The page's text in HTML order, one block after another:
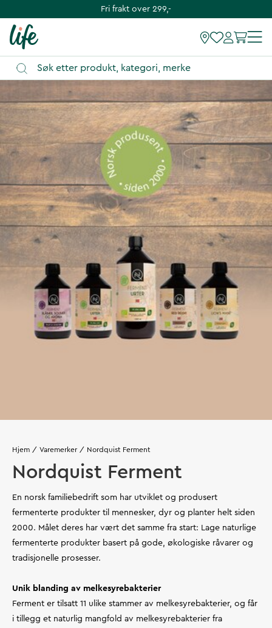
Fri frakt over 299,-
Hjem Varemerker Nordquist Ferment
Nordquist Ferment
En norsk familiebedrift som har utviklet og produsert
fermenterte produkter til mennesker, dyr og planter helt siden
2000. Målet deres har vært det samme fra start: Lage naturlige
fermenterte produkter basert på gode, økologiske råvarer og
tradisjonelle prosesser.
Unik blanding av melkesyrebakterier
Ferment er tilsatt 11 ulike stammer av melkesyrebakterier, og får
i tillegg et naturlig mangfold av melkesyrebakterier fra